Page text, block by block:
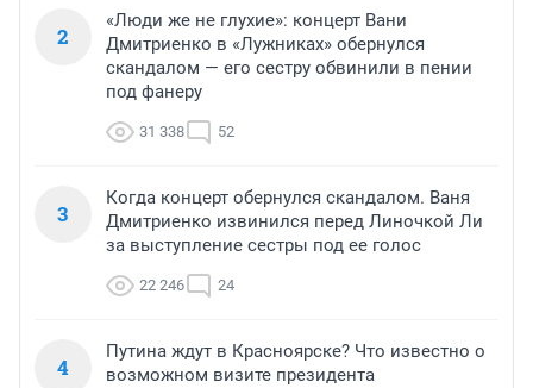
2
«Люди же не глухие»: концерт Вани
Дмитриенко в «Лужниках» обернулся
скандалом — его сестру обвинили в пении
под фанеру
31 338 52
3
Когда концерт обернулся скандалом. Ваня
Дмитриенко извинился перед Линочкой Ли
за выступление сестры под ее голос
22 246 24
4
Путина ждут в Красноярске? Что известно о
возможном визите президента